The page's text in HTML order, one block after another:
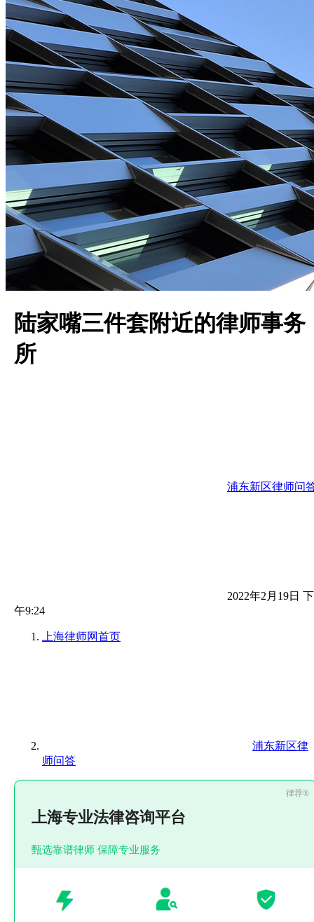
陆家嘴三件套附近的律师事务
所
浦东新区律师问
2022年2月19日 下
午9:24
上海律师网首页
浦东新区律
师问答
上海专业法律咨询平台
甄选靠谱律师 保障专业服务